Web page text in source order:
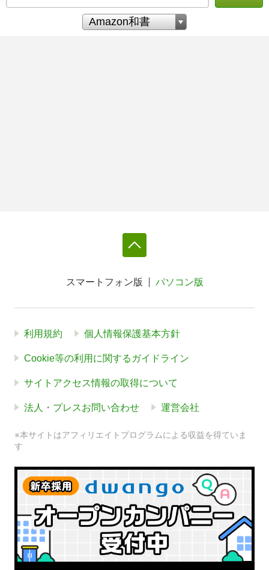
スマートフォン版 パソコン版
利用規約 個人情報保護基本方針
Cookie等の利用に関するガイドライン
サイトアクセス情報の取得について
法人・プレスお問い合わせ 運営会社
※本サイトはアフィリエイトプログラムによる収益を得ていま
す